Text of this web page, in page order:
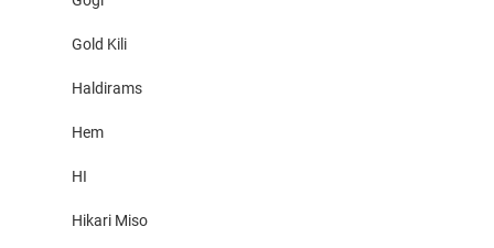
Gold Kili
Haldirams
Hem
HI
Hikari Miso